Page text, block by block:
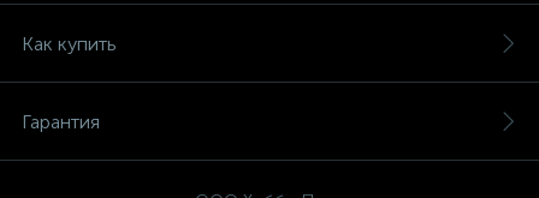
Как купить
Гарантия